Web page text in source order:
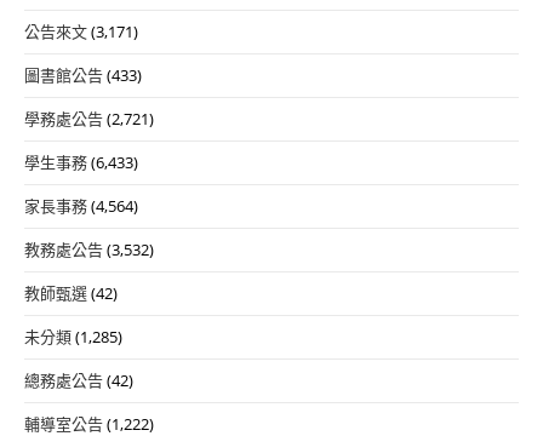
公告來文(3,171)
圖書館公告(433)
學務處公告(2,721)
學生事務(6,433)
家長事務(4,564)
教務處公告(3,532)
教師甄選(42)
未分類(1,285)
總務處公告(42)
輔導室公告(1,222)